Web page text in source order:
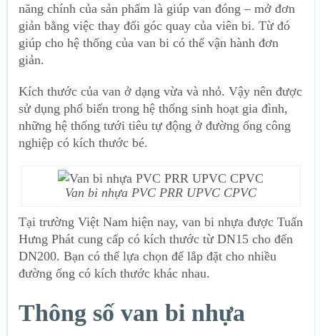
năng chính của sản phẩm là giúp van đóng – mở đơn
giản bằng việc thay đổi góc quay của viên bi. Từ đó
giúp cho hệ thống của van bi có thể vận hành đơn
giản.
Kích thước của van ở dạng vừa và nhỏ. Vậy nên được
sử dụng phổ biến trong hệ thống sinh hoạt gia đình,
những hệ thống tưới tiêu tự động ở đường ống công
nghiệp có kích thước bé.
Van bi nhựa PVC PRR UPVC CPVC
Tại trường Việt Nam hiện nay, van bi nhựa được Tuấn
Hưng Phát cung cấp có kích thước từ DN15 cho đến
DN200. Bạn có thể lựa chọn để lắp đặt cho nhiều
đường ống có kích thước khác nhau.
Thông số van bi nhựa